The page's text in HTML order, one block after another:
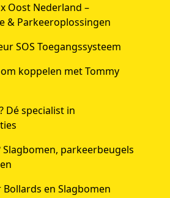
Oost Nederland –
& Parkeeroplossingen
SOS Toegangssysteem
koppelen met Tommy
Dé specialist in
parkeerbeugels
en Slagbomen